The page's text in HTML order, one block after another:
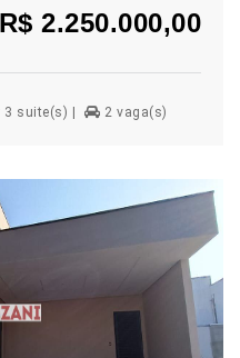
2.250.000,00
3 suite(s) 2 vaga(s)